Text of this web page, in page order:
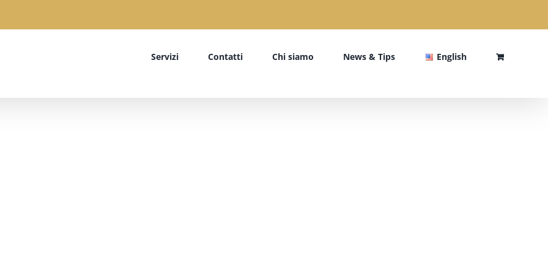
Servizi Contatti Chi siamo News & Tips English